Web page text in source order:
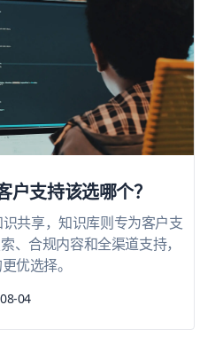
支持该选哪个？
共享，知识库则专为客户支
、合规内容和全渠道支持，
优选择。
04